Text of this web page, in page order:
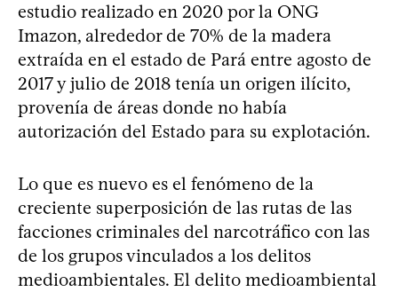
estudio realizado en 2020 por la ONG
Imazon, alrededor de 70% de la madera
extraída en el estado de Pará entre agosto de
2017 y julio de 2018 tenía un origen ilícito,
provenía de áreas donde no había
autorización del Estado para su explotación.
Lo que es nuevo es el fenómeno de la
creciente superposición de las rutas de las
facciones criminales del narcotráfico con las
de los grupos vinculados a los delitos
medioambientales. El delito medioambiental